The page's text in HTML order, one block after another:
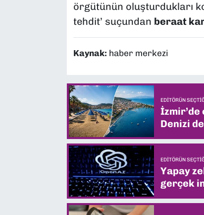
örgütünün oluşturdukları
tehdit’ suçundan beraat
Kaynak: haber merkezi
EDITÖRÜN
Denizi
EDITÖRÜN
Yapay
gerçek